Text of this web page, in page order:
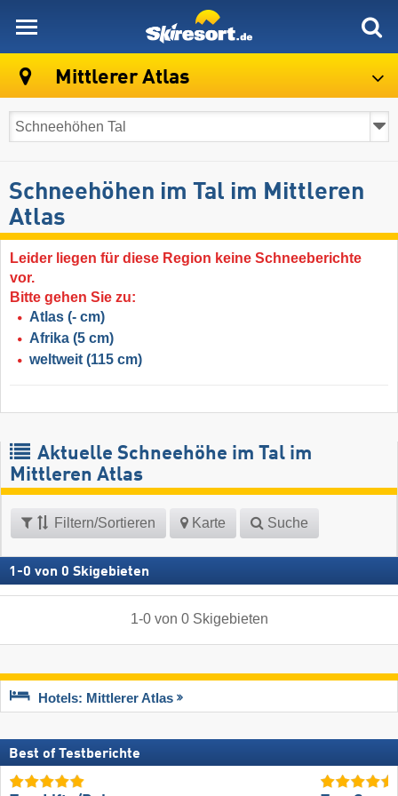
Mittlerer Atlas
Schneehöhen im Tal im Mittleren
Atlas
Leider liegen für diese Region keine Schneeberichte
vor.
Bitte gehen Sie zu:
Atlas (- cm)
Afrika (5 cm)
weltweit (115 cm)
Aktuelle Schneehöhe im Tal im
Mittleren Atlas
Filtern/Sortieren Karte Suche
1 -0 von 0 Skigebieten
1-0von 0 Skigebieten
Hotels: Mittlerer Atlas
Best of Testberichte